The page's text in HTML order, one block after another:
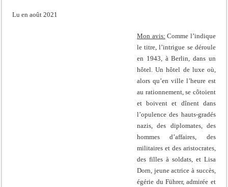
Lu en août 2021
Mon avis: Comme l’indique
le titre, l’intrigue se déroule
en 1943, à Berlin, dans un
hôtel. Un hôtel de luxe où,
alors qu’en ville l’heure est
au rationnement, se côtoient
et boivent et dînent dans
l’opulence des hauts-gradés
nazis, des diplomates, des
hommes d’affaires, des
militaires et des aristocrates,
des filles à soldats, et Lisa
Dorn, jeune actrice à succès,
égérie du Führer, admirée et